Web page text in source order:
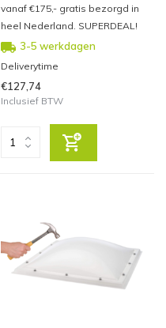
vanaf €175,- gratis bezorgd in
heel Nederland. SUPERDEAL!
3-5 werkdagen
Deliverytime
€127,74
Inclusief BTW